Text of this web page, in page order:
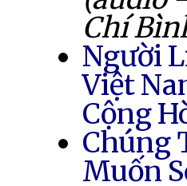
Chí
Người
Việt
Cộng
Chúng
Muốn